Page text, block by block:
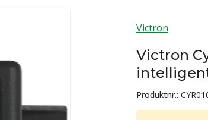
Victron
Victron
Produktnr.: